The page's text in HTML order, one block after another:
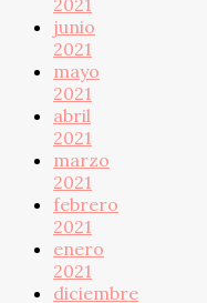
junio
2021
mayo
2021
abril
2021
marzo
2021
febrero
2021
enero
2021
diciembre